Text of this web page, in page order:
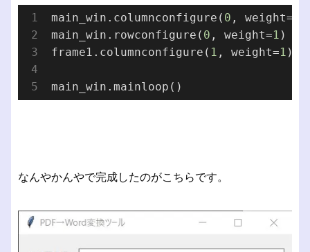
main_win.columnconfigure( 0 , weight=
main_win.rowconfigure( 0 , weight=1 )
frame1.columnconfigure( 1 , weight=1 )
なんやかんやで完成したのがこちらです。